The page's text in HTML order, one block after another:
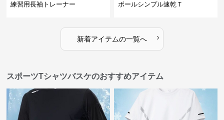
練習用長袖トレーナー
ボールシンプル速乾Ｔ
新着アイテムの一覧へ ›
スポーツTシャツバスケのおすすめアイテム